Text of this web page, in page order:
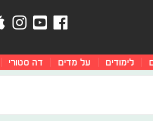
לימודים על מדים דה סטורי